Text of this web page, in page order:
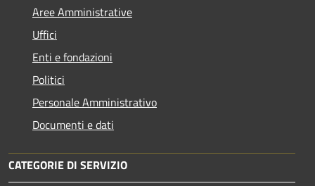
Aree Amministrative
Uffici
Enti e fondazioni
Politici
Personale Amministrativo
Documenti e dati
CATEGORIE DI SERVIZIO